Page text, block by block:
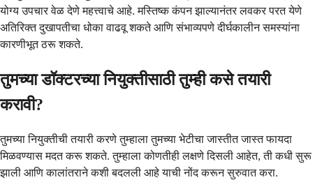
योग्य उपचार वेळ देणे महत्त्वाचे आहे. मस्तिष्क कंपन झाल्यानंतर लवकर परत येणे
अतिरिक्त दुखापतीचा धोका वाढवू शकते आणि संभाव्यपणे दीर्घकालीन समस्यांना
कारणीभूत ठरू शकते.
तुमच्या डॉक्टरच्या नियुक्तीसाठी तुम्ही कसे तयारी
करावी?
तुमच्या नियुक्तीची तयारी करणे तुम्हाला तुमच्या भेटीचा जास्तीत जास्त फायदा
मिळवण्यास मदत करू शकते. तुम्हाला कोणतीही लक्षणे दिसली आहेत, ती कधी सुरू
झाली आणि कालांतराने कशी बदलली आहे याची नोंद करून सुरुवात करा.